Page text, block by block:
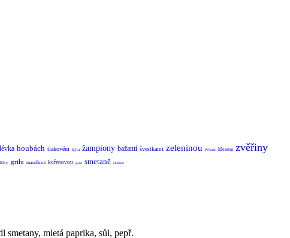
houbách tlakovém kýta žampiony bažantí švestkami zeleninou Pečená křenem zvěřiny
grilu mandlemi kořenovou guláš smetaně Dušené
smetany, mletá paprika, sůl, pepř.